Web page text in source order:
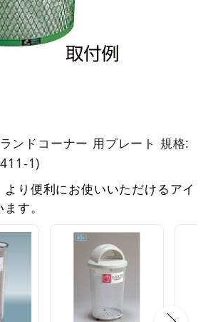
ンドコーナー 用プレート 規格:
1)
り便利にお使いいただけるアイ
す。